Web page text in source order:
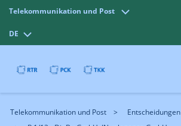
Telekommunikation und Post
DE
Telekommunikation und Post
Entscheidungen